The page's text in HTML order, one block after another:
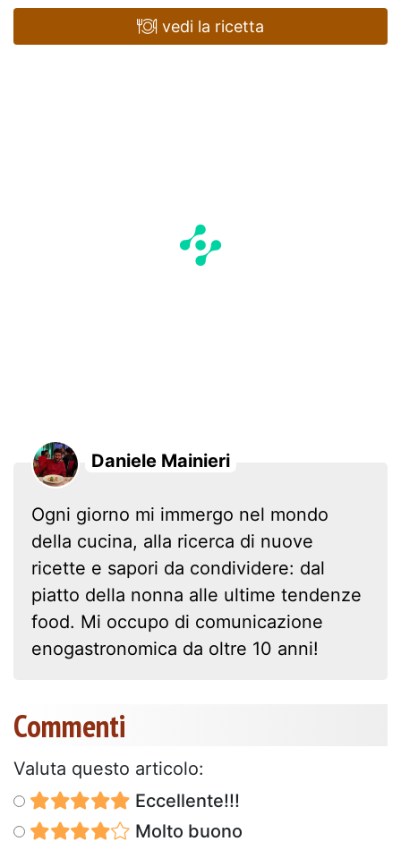
vedi la ricetta
Daniele Mainieri
Ogni giorno mi immergo nel mondo
della cucina, alla ricerca di nuove
ricette e sapori da condividere: dal
piatto della nonna alle ultime tendenze
food. Mi occupo di comunicazione
enogastronomica da oltre 10 anni!
Commenti
Valuta questo articolo:
Eccellente!!!
Molto buono